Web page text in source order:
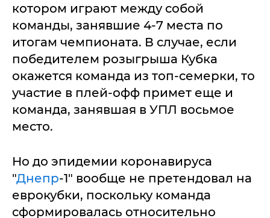
котором играют между собой
команды, занявшие 4-7 места по
итогам чемпионата. В случае, если
победителем розыгрыша Кубка
окажется команда из топ-семерки, то
участие в плей-офф примет еще и
команда, занявшая в УПЛ восьмое
место.
Но до эпидемии коронавируса
"Днепр-1" вообще не претендовал на
еврокубки, поскольку команда
сформировалась относительно